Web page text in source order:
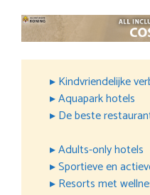
▸ Kindvriendelijke
▸ Aquapark hotels
▸ De beste
▸ Adults-only hotels
▸ Sportieve en
▸ Resorts met